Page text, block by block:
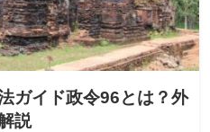
ガイド政令96とは？外
説